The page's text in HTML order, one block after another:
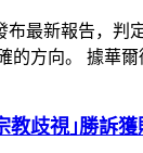
布最新報告，
的方向。 據華
歧視｣勝訴獲